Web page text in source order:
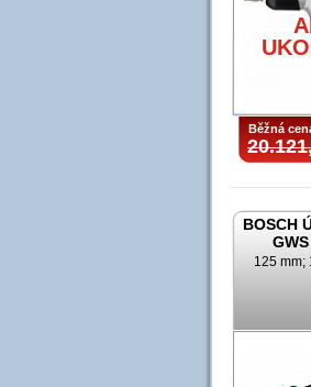
Běžná
BOSCH
125 mm;